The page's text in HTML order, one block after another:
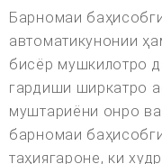
Барномаи
автоматикунонии
бисёр мушкилотро
гардиши ширкатро
муштариёни онро
барномаи
таҳиягароне, ки